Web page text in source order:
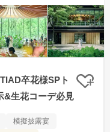
卒花様SPト
&生花コーデ必見
クリ
模擬披露宴